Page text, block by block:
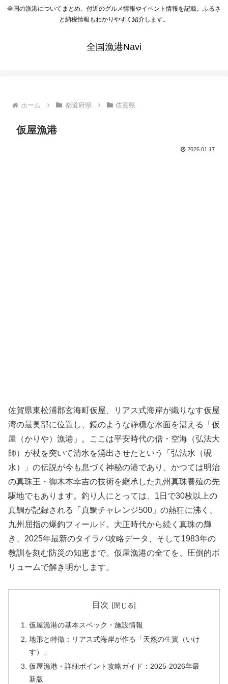
全国の漁港についてまとめ、付近のグルメ情報やイベント情報を記載。ふるさ
と納税情報もわかりやすく紹介します。
全国漁港Navi
ホーム 都道府県 佐賀県
仮屋漁港
2026.01.17
佐賀県東松浦郡玄海町仮屋、リアス式海岸が織りなす仮屋
湾の最奥部に位置し、鏡のような静穏な水面を湛える「仮
屋（かりや）漁港」。ここは平安時代の僧・空海（弘法大
師）が杖を突いて清水を湧出させたという「弘法水（硯
水）」の伝説が今も息づく神秘の港であり、かつては明治
の真珠王・御木本幸吉の技術を継承した九州真珠養殖の先
駆地でもあります。釣り人にとっては、1日で30枚以上の
真鯛が記録される「真鯛チャレンジ500」の熱狂に沸く、
九州屈指の爆釣フィールド。大正時代から続く真珠の輝
き、2025年最新のタイラバ攻略データ、そして1983年の
教訓を刻む防災の知恵まで。仮屋漁港の全てを、圧倒的ボ
リュームで解き明かします。
目次
仮屋漁港の基本スペック・施設情報
地形と特徴：リアス式海岸が作る「天然の生簀（いけ
す）」
仮屋漁港・詳細ポイント攻略ガイド：2025-2026年最
新版